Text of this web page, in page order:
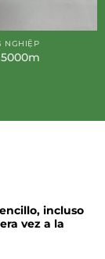
NGHIỆP
incluso
vez a la